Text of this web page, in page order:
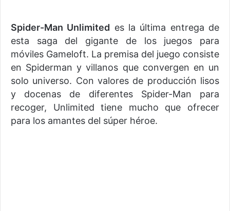
Spider-Man Unlimited es la última entrega de
esta saga del gigante de los juegos para
móviles Gameloft. La premisa del juego consiste
en Spiderman y villanos que convergen en un
solo universo. Con valores de producción lisos
y docenas de diferentes Spider-Man para
recoger, Unlimited tiene mucho que ofrecer
para los amantes del súper héroe.